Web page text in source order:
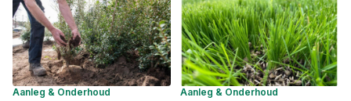
Aanleg & Onderhoud Aanleg & Onderhoud